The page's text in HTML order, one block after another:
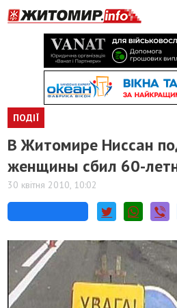
ПОДІЇ
В Житомире Ниссан
женщины сбил 60-
30 квітня 2010, 10:02